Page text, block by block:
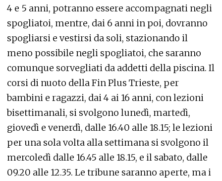
4 e 5 anni, potranno essere accompagnati negli
spogliatoi, mentre, dai 6 anni in poi, dovranno
spogliarsi e vestirsi da soli, stazionando il
meno possibile negli spogliatoi, che saranno
comunque sorvegliati da addetti della piscina. Il
corsi di nuoto della Fin Plus Trieste, per
bambini e ragazzi, dai 4 ai 16 anni, con lezioni
bisettimanali, si svolgono lunedì, martedì,
giovedì e venerdì, dalle 16.40 alle 18.15; le lezioni
per una sola volta alla settimana si svolgono il
mercoledì dalle 16.45 alle 18.15, e il sabato, dalle
09.20 alle 12.35. Le tribune saranno aperte, ma i